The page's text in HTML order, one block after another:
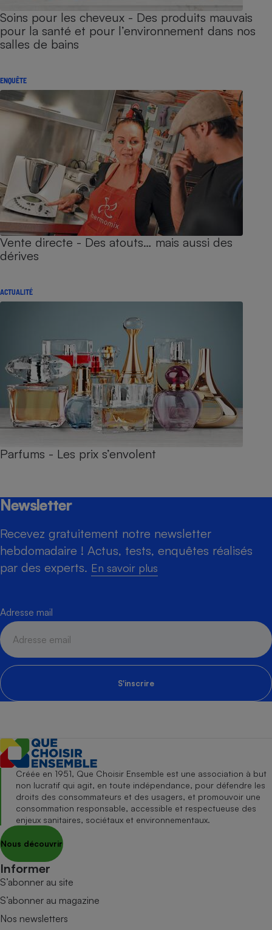
Soins pour les cheveux - Des produits mauvais
pour la santé et pour l’environnement dans nos
salles de bains
ENQUÊTE
Vente directe - Des atouts… mais aussi des
dérives
ACTUALITÉ
Parfums - Les prix s’envolent
Newsletter
Recevez gratuitement notre newsletter
hebdomadaire ! Actus, tests, enquêtes réalisés
par des experts. En savoir plus
Adresse mail
S'inscrire
Créée en 1951, Que Choisir Ensemble est une association à but
non lucratif qui agit, en toute indépendance, pour défendre les
droits des consommateurs et des usagers, et promouvoir une
consommation responsable, accessible et respectueuse des
enjeux sanitaires, sociétaux et environnementaux.
Nous découvrir
Informer
S’abonner au site
S’abonner au magazine
Nos newsletters